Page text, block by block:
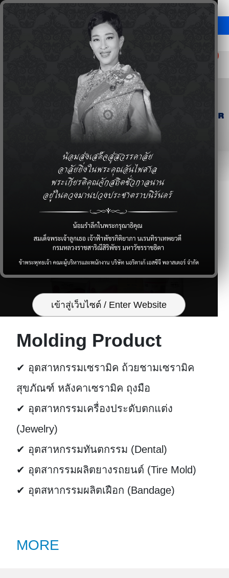
เข้าสู่เว็บไซต์ / Enter Website
Molding Product
✔ อุตสาหกรรมเซรามิค ถ้วยชามเซรามิค
สุขภัณฑ์ หลังคาเซรามิค ถุงมือ
✔ อุตสาหกรรมเครื่องประดับตกแต่ง
(Jewelry)
✔ อุตสาหกรรมทันตกรรม (Dental)
✔ อุตสากรรมผลิตยางรถยนต์ (Tire Mold)
✔ อุตสหากรรมผลิตเฝือก (Bandage)
MORE